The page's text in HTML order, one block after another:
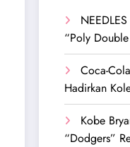
“Poly
Coca-
Hadirkan
Kobe
“Dodgers”